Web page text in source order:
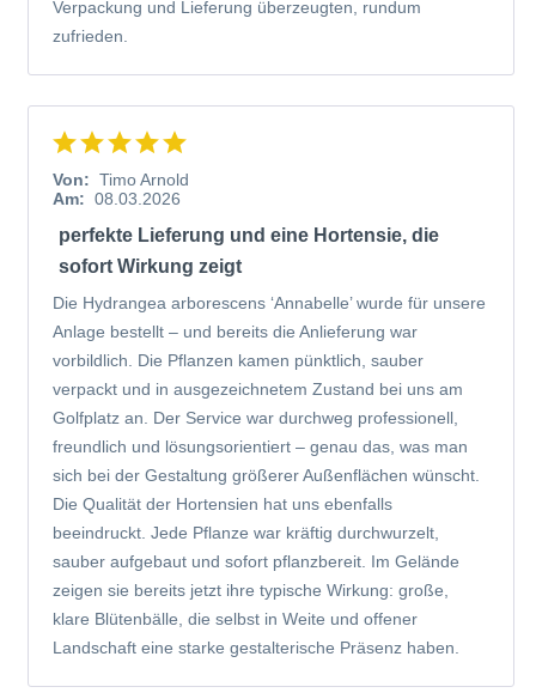
Verpackung und Lieferung überzeugten, rundum
zufrieden.
Von: Timo Arnold
Am: 08.03.2026
perfekte Lieferung und eine Hortensie, die
sofort Wirkung zeigt
Die Hydrangea arborescens ‘Annabelle’ wurde für unsere
Anlage bestellt – und bereits die Anlieferung war
vorbildlich. Die Pflanzen kamen pünktlich, sauber
verpackt und in ausgezeichnetem Zustand bei uns am
Golfplatz an. Der Service war durchweg professionell,
freundlich und lösungsorientiert – genau das, was man
sich bei der Gestaltung größerer Außenflächen wünscht.
Die Qualität der Hortensien hat uns ebenfalls
beeindruckt. Jede Pflanze war kräftig durchwurzelt,
sauber aufgebaut und sofort pflanzbereit. Im Gelände
zeigen sie bereits jetzt ihre typische Wirkung: große,
klare Blütenbälle, die selbst in Weite und offener
Landschaft eine starke gestalterische Präsenz haben.